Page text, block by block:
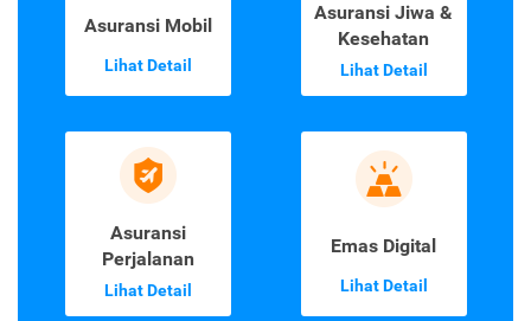
Asuransi Mobil
Lihat Detail
Asuransi Jiwa &
Kesehatan
Lihat Detail
Asuransi
Perjalanan
Lihat Detail
Emas Digital
Lihat Detail